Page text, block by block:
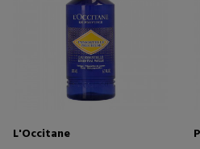
L'Occitane